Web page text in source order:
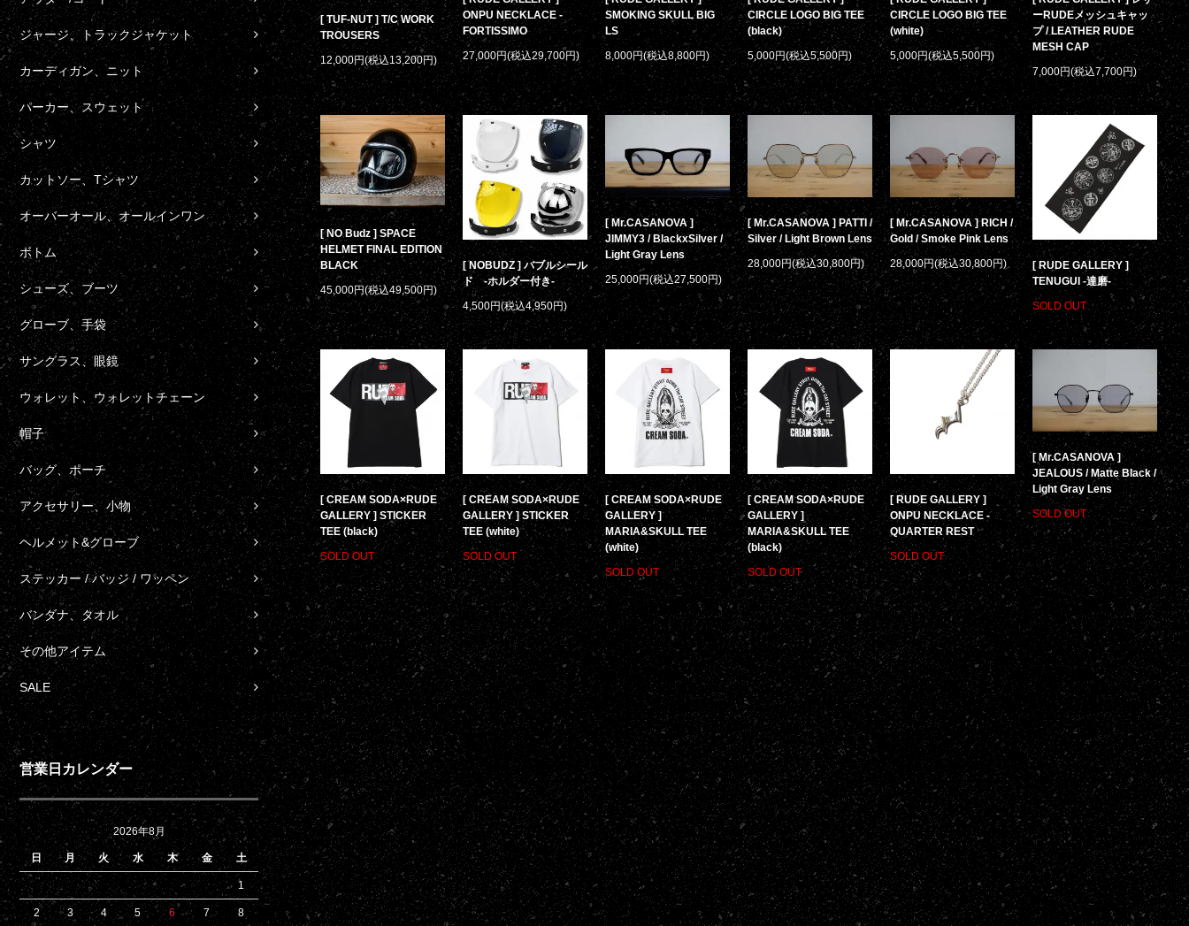
ジャージ、トラックジャケット
カーディガン、ニット
パーカー、スウェット
シャツ
カットソー、Tシャツ
オーバーオール、オールインワン
ボトム
シューズ、ブーツ
グローブ、手袋
サングラス、眼鏡
ウォレット、ウォレットチェーン
帽子
バッグ、ポーチ
アクセサリー、小物
ヘルメット&グローブ
ステッカー / バッジ / ワッペン
バンダナ、タオル
その他アイテム
SALE
営業日カレンダー
2026年8月
日 月 火 水 木 金 土
1
2 3 4 5 6 7 8
[ TUF-NUT ] T/C WORK
TROUSERS
12,000円(税込13,200円)
ONPU NECKLACE -
FORTISSIMO
27,000円(税込29,700円)
SMOKING SKULL BIG
LS
8,000円(税込8,800円)
CIRCLE LOGO BIG TEE
(black)
5,000円(税込5,500円)
CIRCLE LOGO BIG TEE
(white)
5,000円(税込5,500円)
ーRUDEメッシュキャッ
プ / LEATHER RUDE
MESH CAP
7,000円(税込7,700円)
[ NO Budz ] SPACE
HELMET FINAL EDITION
BLACK
45,000円(税込49,500円)
[ NOBUDZ ] バブルシール
ド -ホルダー付き-
4,500円(税込4,950円)
[ Mr.CASANOVA ]
JIMMY3 / BlackxSilver /
Light Gray Lens
25,000円(税込27,500円)
[ Mr.CASANOVA ] PATTI /
Silver / Light Brown Lens
28,000円(税込30,800円)
[ Mr.CASANOVA ] RICH /
Gold / Smoke Pink Lens
28,000円(税込30,800円)
[ RUDE GALLERY ]
TENUGUI -達磨-
SOLD OUT
[ CREAM SODA×RUDE
GALLERY ] STICKER
TEE (black)
SOLD OUT
[ CREAM SODA×RUDE
GALLERY ] STICKER
TEE (white)
SOLD OUT
[ CREAM SODA×RUDE
GALLERY ]
MARIA&SKULL TEE
(white)
SOLD OUT
[ CREAM SODA×RUDE
GALLERY ]
MARIA&SKULL TEE
(black)
SOLD OUT
[ RUDE GALLERY ]
ONPU NECKLACE -
QUARTER REST
SOLD OUT
[ Mr.CASANOVA ]
JEALOUS / Matte Black /
Light Gray Lens
SOLD OUT